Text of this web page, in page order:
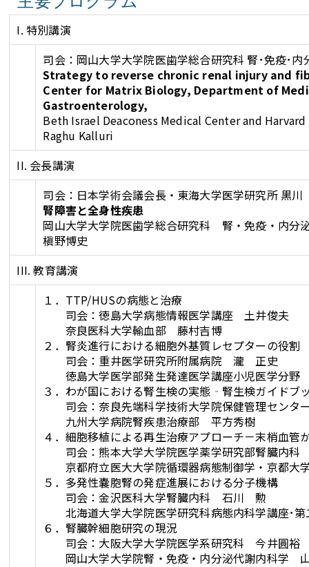
I. 特別講演
司会：岡山大学大学院医歯学総合研究科 腎･免疫･
Strategy to reverse chronic renal injury and
Center for Matrix Biology, Department of
Gastroenterology,
Beth Israel Deaconess Medical Center and
Raghu Kalluri
II. 会長講演
司会：日本学術会議会長・東海大学医学研究所 黒
腎障害と全身性疾患
岡山大学大学院医歯学総合研究科 腎・免疫・内分
槇野博史
III. 教育講演
１．TTP/HUSの病態と治療
司会：徳島大学病態情報医学講座 土井俊夫
奈良医科大学輸血部 藤村吉博
２．腎炎進行における細胞外基質レセプターの役割
司会：重井医学研究所附属病院 瀧 正史
徳島大学医学部発生発達医学講座小児医学
３．わが国における腎生検の実態‐腎生検ガイドブ
司会：奈良先端科学技術大学院保健管理センタ
九州大学病院腎疾患治療部 平方秀樹
４．細胞移植による再生治療アプローチ－末梢血管
司会：熊本大学大学院医学薬学研究部腎臓内科
京都府立医大大学院循環器病態制御学・京都大
５．多発性嚢胞腎の発症進展における分子機構
司会：金沢医科大学腎臓内科 石川 勲
北海道大学大学院医学研究科病態内科学講座･
６．腎臓幹細胞研究の現況
司会：大阪大学大学院医学系研究科 今井圓裕
岡山大学大学院腎・免疫・内分泌代謝内科学